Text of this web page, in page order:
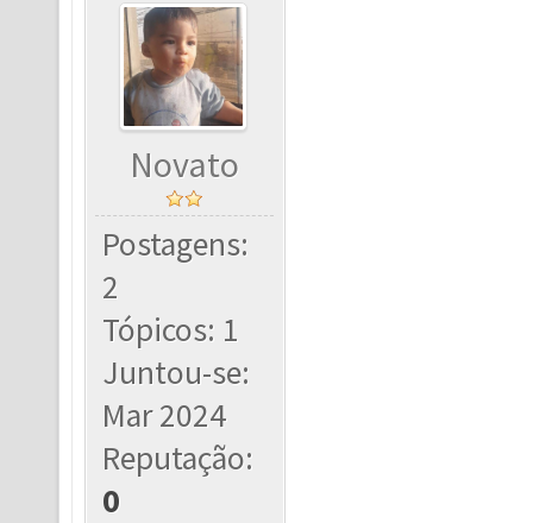
Novato
Postagens:
2
Tópicos: 1
Juntou-se:
Mar 2024
Reputação:
0